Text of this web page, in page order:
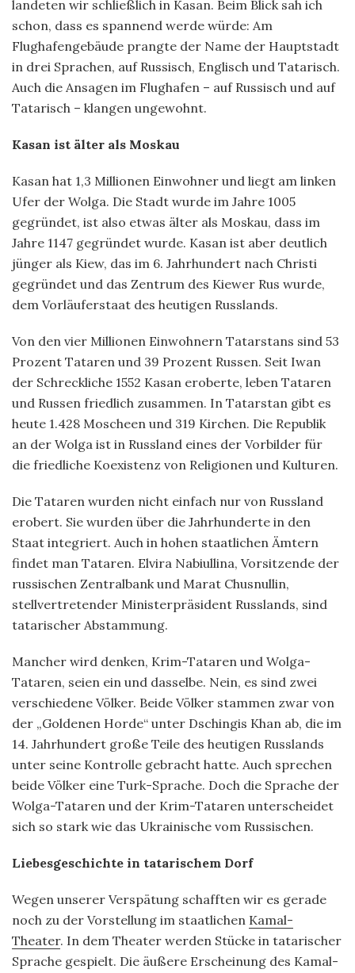
landeten wir schließlich in Kasan. Beim Blick sah ich
schon, dass es spannend werde würde: Am
Flughafengebäude prangte der Name der Hauptstadt
in drei Sprachen, auf Russisch, Englisch und Tatarisch.
Auch die Ansagen im Flughafen – auf Russisch und auf
Tatarisch – klangen ungewohnt.
Kasan ist älter als Moskau
Kasan hat 1,3 Millionen Einwohner und liegt am linken
Ufer der Wolga. Die Stadt wurde im Jahre 1005
gegründet, ist also etwas älter als Moskau, dass im
Jahre 1147 gegründet wurde. Kasan ist aber deutlich
jünger als Kiew, das im 6. Jahrhundert nach Christi
gegründet und das Zentrum des Kiewer Rus wurde,
dem Vorläuferstaat des heutigen Russlands.
Von den vier Millionen Einwohnern Tatarstans sind 53
Prozent Tataren und 39 Prozent Russen. Seit Iwan
der Schreckliche 1552 Kasan eroberte, leben Tataren
und Russen friedlich zusammen. In Tatarstan gibt es
heute 1.428 Moscheen und 319 Kirchen. Die Republik
an der Wolga ist in Russland eines der Vorbilder für
die friedliche Koexistenz von Religionen und Kulturen.
Die Tataren wurden nicht einfach nur von Russland
erobert. Sie wurden über die Jahrhunderte in den
Staat integriert. Auch in hohen staatlichen Ämtern
findet man Tataren. Elvira Nabiullina, Vorsitzende der
russischen Zentralbank und Marat Chusnullin,
stellvertretender Ministerpräsident Russlands, sind
tatarischer Abstammung.
Mancher wird denken, Krim-Tataren und Wolga-
Tataren, seien ein und dasselbe. Nein, es sind zwei
verschiedene Völker. Beide Völker stammen zwar von
der „Goldenen Horde“ unter Dschingis Khan ab, die im
14. Jahrhundert große Teile des heutigen Russlands
unter seine Kontrolle gebracht hatte. Auch sprechen
beide Völker eine Turk-Sprache. Doch die Sprache der
Wolga-Tataren und der Krim-Tataren unterscheidet
sich so stark wie das Ukrainische vom Russischen.
Liebesgeschichte in tatarischem Dorf
Wegen unserer Verspätung schafften wir es gerade
noch zu der Vorstellung im staatlichen Kamal-
Theater. In dem Theater werden Stücke in tatarischer
Sprache gespielt. Die äußere Erscheinung des Kamal-